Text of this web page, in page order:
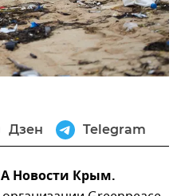
Дзен Telegram
Новости Крым.